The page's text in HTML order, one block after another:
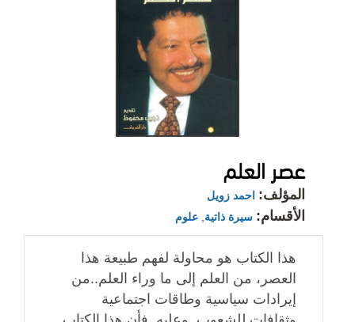
عصر العلم
المؤلف: احمد زويل
الأقسام: سيرة ذاتية علوم
هذا الكتاب هو محاولة لفهم طبيعة هذا
العصر، من العلم إلى ما وراء العلم..من
إيرادات سياسية وطاقات اجتماعية